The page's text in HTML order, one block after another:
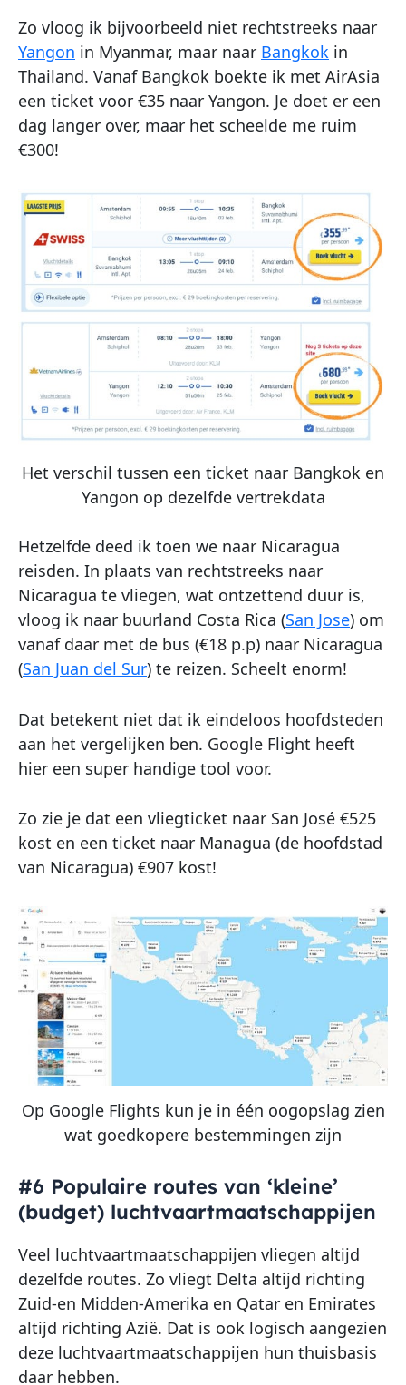
Zo vloog ik bijvoorbeeld niet rechtstreeks naar
Yangon in Myanmar, maar naar Bangkok in
Thailand. Vanaf Bangkok boekte ik met AirAsia
een ticket voor €35 naar Yangon. Je doet er een
dag langer over, maar het scheelde me ruim
€300!
Het verschil tussen een ticket naar Bangkok en
Yangon op dezelfde vertrekdata
Hetzelfde deed ik toen we naar Nicaragua
reisden. In plaats van rechtstreeks naar
Nicaragua te vliegen, wat ontzettend duur is,
vloog ik naar buurland Costa Rica (San Jose) om
vanaf daar met de bus (€18 p.p) naar Nicaragua
(San Juan del Sur) te reizen. Scheelt enorm!
Dat betekent niet dat ik eindeloos hoofdsteden
aan het vergelijken ben. Google Flight heeft
hier een super handige tool voor.
Zo zie je dat een vliegticket naar San José €525
kost en een ticket naar Managua (de hoofdstad
van Nicaragua) €907 kost!
Op Google Flights kun je in één oogopslag zien
wat goedkopere bestemmingen zijn
#6 Populaire routes van ‘kleine’
(budget) luchtvaartmaatschappijen
Veel luchtvaartmaatschappijen vliegen altijd
dezelfde routes. Zo vliegt Delta altijd richting
Zuid-en Midden-Amerika en Qatar en Emirates
altijd richting Azië. Dat is ook logisch aangezien
deze luchtvaartmaatschappijen hun thuisbasis
daar hebben.